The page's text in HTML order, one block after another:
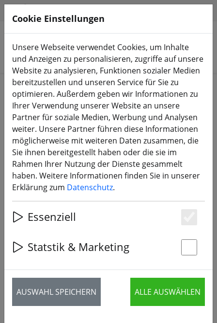
Produkte suchen
Start Propeller 3 Zoll Propeller
Gemfan 3028 3x2.8 WinDancer 3
Blatt Propeller Klar Gelb 2xCW
2xCCW 3 Zoll
Cookie Einstellungen
Unsere Webseite verwendet Cookies, um Inhalte
und Anzeigen zu personalisieren, zugriffe auf unsere
Website zu analysieren, Funktionen sozialer Medien
bereitzustellen und unseren Service für Sie zu
optimieren. Außerdem geben wir Informationen zu
Ihrer Verwendung unserer Website an unsere
Partner für soziale Medien, Werbung und Analysen
weiter. Unsere Partner führen diese Informationen
möglicherweise mit weiteren Daten zusammen, die
Sie ihnen bereitgestellt haben oder die sie im
Rahmen Ihrer Nutzung der Dienste gesammelt
haben. Weitere Informationen finden Sie in unserer
Erklärung zum Datenschutz.
Essenziell
Statstik & Marketing
AUSWAHL SPEICHERN ALLE AUSWÄHLEN